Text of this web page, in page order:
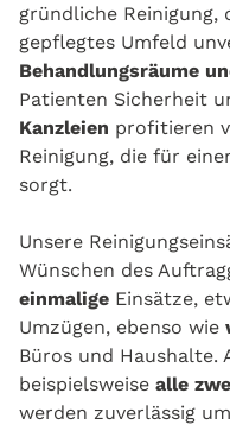
gründliche Reinigung,
gepflegtes Umfeld
Behandlungsräume
Patienten Sicherheit
Kanzleien profitieren
Reinigung, die für
sorgt.
Unsere
Wünschen des
einmalige Einsätze,
Umzügen, ebenso wie
Büros und Haushalte.
beispielsweise alle
werden zuverlässig